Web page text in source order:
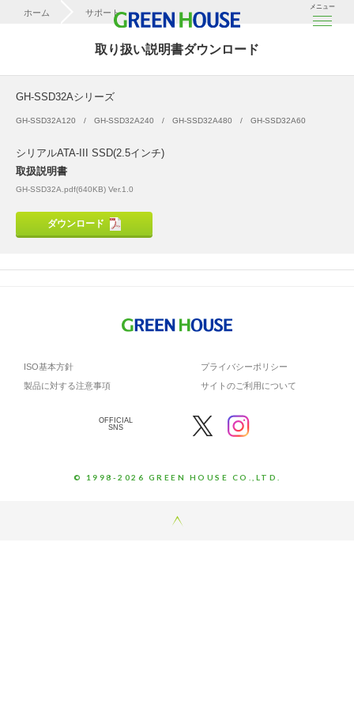
メニュー
ホーム サポート
取り扱い説明書ダウンロード
GH-SSD32Aシリーズ
GH-SSD32A120 GH-SSD32A240 GH-SSD32A480 GH-SSD32A60
シリアルATA-III SSD(2.5インチ)
取扱説明書
GH-SSD32A.pdf(640KB) Ver.1.0
ダウンロード
ISO基本方針
プライバシーポリシー
製品に対する注意事項
サイトのご利用について
OFFICIAL
SNS
© 1998-2026 GREEN HOUSE CO.,LTD.